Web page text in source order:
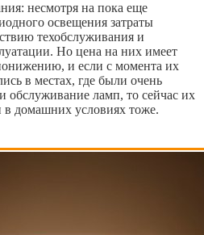
несмотря на пока еще
освещения затраты
техобслуживания и
Но цена на них имеет
и если с момента их
в местах, где были очень
обслуживание ламп, то сейчас их
в домашних условиях тоже.